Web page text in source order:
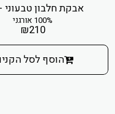
אבקת חלבון טבעוני -
100% אורגני
₪210
הוסף לסל